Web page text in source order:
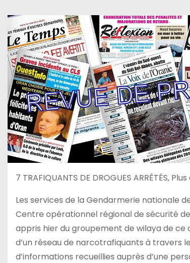
7 TRAFIQUANTS DE DROGUES ARRÊTÉS,
Les services de la Gendarmerie nationale
Centre opérationnel régional de sécurité
appris hier du groupement de wilaya de
d’un réseau de narcotrafiquants à travers
d’informations recueillies auprès d’une